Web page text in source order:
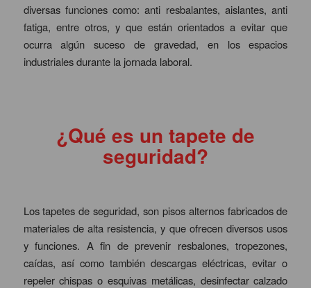
diversas funciones como: anti resbalantes, aislantes, anti
fatiga, entre otros, y que están orientados a evitar que
ocurra algún suceso de gravedad, en los espacios
industriales durante la jornada laboral.
¿Qué es un tapete de
seguridad?
Los tapetes de seguridad, son pisos alternos fabricados de
materiales de alta resistencia, y que ofrecen diversos usos
y funciones. A fin de prevenir resbalones, tropezones,
caídas, así como también descargas eléctricas, evitar o
repeler chispas o esquivas metálicas, desinfectar calzado